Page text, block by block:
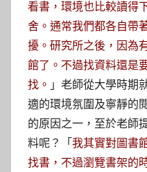
看書，環境也比較讀得
舍。通常我們都各自帶
擾。研究所之後，因為
館了。不過找資料還是
找。 」老師從大學時期
適的環境氛圍及寧靜的
的原因之一，至於老師
料呢？「我其實對圖書
找書，不過瀏覽書架的